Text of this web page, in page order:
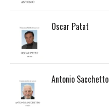
Oscar Patat
Antonio Sacchetto